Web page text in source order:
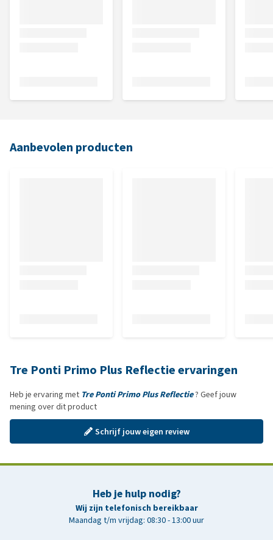
Aanbevolen producten
Tre Ponti Primo Plus Reflectie ervaringen
Heb je ervaring met Tre Ponti Primo Plus Reflectie? Geef jouw
mening over dit product
Schrijf jouw eigen review
Heb je hulp nodig?
Wij zijn telefonisch bereikbaar
Maandag t/m vrijdag: 08:30 - 13:00 uur